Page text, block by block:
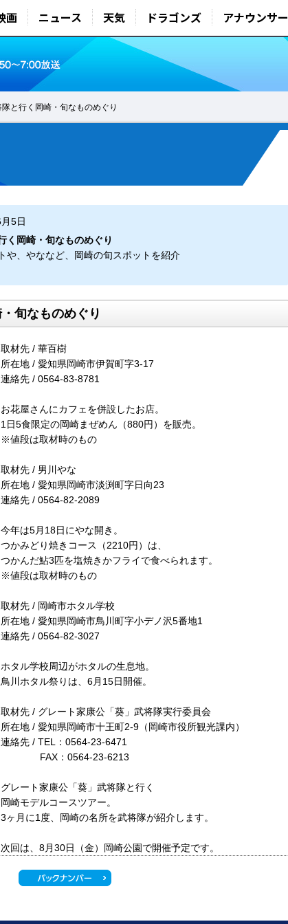
画 ニュース 天気 ドラゴンズ アナウンサー
と行く岡崎・旬なものめぐり
5日
く岡崎・旬なものめぐり
や、やななど、岡崎の旬スポットを紹介
旬なものめぐり
取材先 / 華百樹
所在地 / 愛知県岡崎市伊賀町字3-17
連絡先 / 0564-83-8781
お花屋さんにカフェを併設したお店。
1日5食限定の岡崎まぜめん（880円）を販売。
※値段は取材時のもの
取材先 / 男川やな
所在地 / 愛知県岡崎市淡渕町字日向23
連絡先 / 0564-82-2089
今年は5月18日にやな開き。
つかみどり焼きコース（2210円）は、
つかんだ鮎3匹を塩焼きかフライで食べられます。
※値段は取材時のもの
取材先 / 岡崎市ホタル学校
所在地 / 愛知県岡崎市鳥川町字小デノ沢5番地1
連絡先 / 0564-82-3027
ホタル学校周辺がホタルの生息地。
鳥川ホタル祭りは、6月15日開催。
取材先 / グレート家康公「葵」武将隊実行委員会
所在地 / 愛知県岡崎市十王町2-9（岡崎市役所観光課内）
連絡先 / TEL：0564-23-6471
FAX：0564-23-6213
グレート家康公「葵」武将隊と行く
岡崎モデルコースツアー。
3ヶ月に1度、岡崎の名所を武将隊が紹介します。
次回は、8月30日（金）岡崎公園で開催予定です。